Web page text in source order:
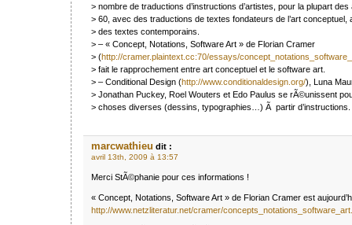
> nombre de traductions d’instructions d’artistes, pour la plupart
> 60, avec des traductions de textes fondateurs de l’art conceptuel,
> des textes contemporains.
> – « Concept, Notations, Software Art » de Florian Cramer
> (http://cramer.plaintext.cc:70/essays/
> fait le rapprochement entre art conceptuel et le software art.
> – Conditional Design (http://www.conditionaldesign.org/), Luna
> Jonathan Puckey, Roel Wouters et Edo Paulus se rÃ©unissent
> choses diverses (dessins, typographies…) Ã partir d’instructions.
marcwathieu dit :
avril 13th, 2009 à 13:57
Merci StÃ©phanie pour ces informations !
« Concept, Notations, Software Art » de Florian Cramer est
http://www.netzliteratur.net/cramer/